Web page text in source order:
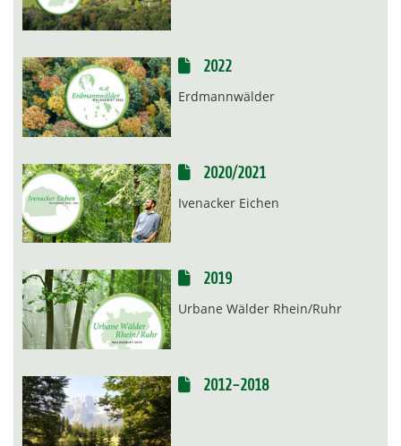
2022
Erdmannwälder
2020/2021
Ivenacker Eichen
2019
Urbane Wälder Rhein/Ruhr
2012-2018